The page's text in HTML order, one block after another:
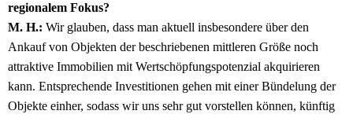
regionalem Fokus?
M. H.: Wir glauben, dass man aktuell insbesondere über den
Ankauf von Objekten der beschriebenen mittleren Größe noch
attraktive Immobilien mit Wertschöpfungspotenzial akquirieren
kann. Entsprechende Investitionen gehen mit einer Bündelung der
Objekte einher, sodass wir uns sehr gut vorstellen können, künftig